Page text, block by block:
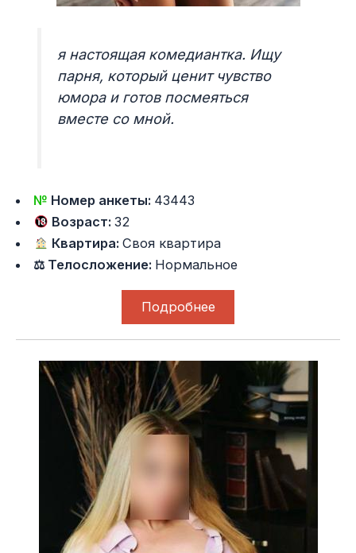
я настоящая комедиантка. Ищу
парня, который ценит чувство
юмора и готов посмеяться
вместе со мной.
№ Номер анкеты: 43443
Возраст:32
Квартира:Своя квартира
⚖ Телосложение: Нормальное
Подробнее